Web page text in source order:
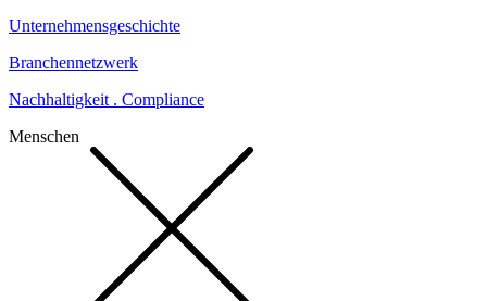
Unternehmensgeschichte
Branchennetzwerk
Nachhaltigkeit . Compliance
Menschen